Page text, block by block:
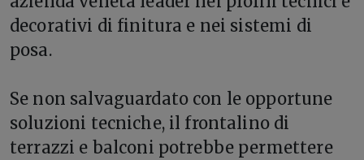
decorativi di finitura e nei sistemi di
posa.
Se non salvaguardato con le opportune
soluzioni tecniche, il frontalino di
terrazzi e balconi potrebbe permettere